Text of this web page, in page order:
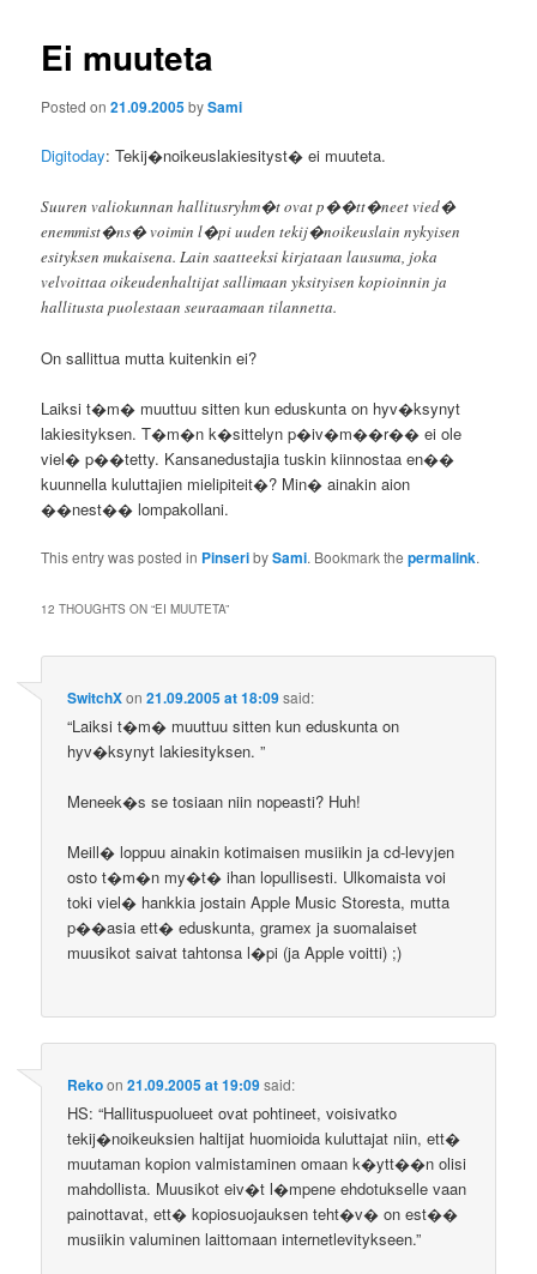
Ei muuteta
Posted on21.09.2005bySami
Digitoday: Tekij�noikeuslakiesityst� ei muuteta.
Suuren valiokunnan hallitusryhm�t ovat p��tt�neet vied�
enemmist�ns� voimin l�pi uuden tekij�noikeuslain nykyisen
esityksen mukaisena. Lain saatteeksi kirjataan lausuma, joka
velvoittaa oikeudenhaltijat sallimaan yksityisen kopioinnin ja
hallitusta puolestaan seuraamaan tilannetta.
On sallittua mutta kuitenkin ei?
Laiksi t�m� muuttuu sitten kun eduskunta on hyv�ksynyt
lakiesityksen. T�m�n k�sittelyn p�iv�m��r�� ei ole
viel� p��tetty. Kansanedustajia tuskin kiinnostaa en��
kuunnella kuluttajien mielipiteit�? Min� ainakin aion
��nest�� lompakollani.
This entry was posted in PinseribySami. Bookmark thepermalink.
12 THOUGHTS ON “EI MUUTETA”
SwitchXon21.09.2005 at 18:09said:
“Laiksi t�m� muuttuu sitten kun eduskunta on
hyv�ksynyt lakiesityksen. ”
Meneek�s se tosiaan niin nopeasti? Huh!
Meill� loppuu ainakin kotimaisen musiikin ja cd-levyjen
osto t�m�n my�t� ihan lopullisesti. Ulkomaista voi
toki viel� hankkia jostain Apple Music Storesta, mutta
p��asia ett� eduskunta, gramex ja suomalaiset
muusikot saivat tahtonsa l�pi (ja Apple voitti) ;)
Rekoon21.09.2005 at 19:09said:
HS: “Hallituspuolueet ovat pohtineet, voisivatko
tekij�noikeuksien haltijat huomioida kuluttajat niin, ett�
muutaman kopion valmistaminen omaan k�ytt��n olisi
mahdollista. Muusikot eiv�t l�mpene ehdotukselle vaan
painottavat, ett� kopiosuojauksen teht�v� on est��
musiikin valuminen laittomaan internetlevitykseen.”